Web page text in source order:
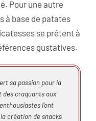
Pour une autre
à base de patates
se prêtent à
gustatives.
sa passion pour la
des craquants aux
l’ont
création de snacks